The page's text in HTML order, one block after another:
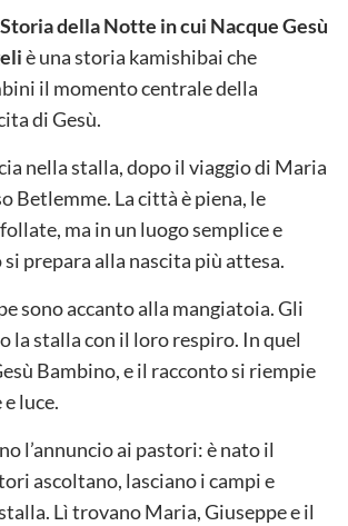
della Notte in cui Nacque Gesù
è una storia kamishibai che
il momento centrale della
di Gesù.
nella stalla, dopo il viaggio di Maria
Betlemme. La città è piena, le
ma in un luogo semplice e
prepara alla nascita più attesa.
sono accanto alla mangiatoia. Gli
la stalla con il loro respiro. In quel
Bambino, e il racconto si riempie
luce.
l’annuncio ai pastori: è nato il
ascoltano, lasciano i campi e
Lì trovano Maria, Giuseppe e il